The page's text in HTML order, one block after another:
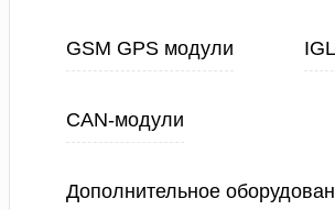
GSM GPS модули
CAN-модули
Дополнительное